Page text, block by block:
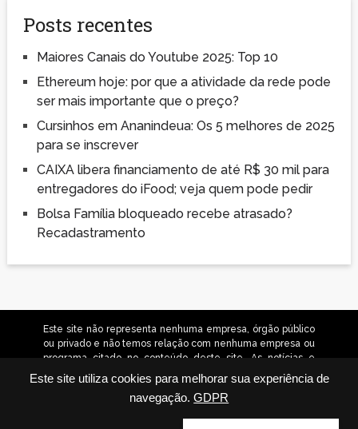
Este site utiliza cookies para melhorar sua experiência de
navegação. GDPR
Posts recentes
Maiores Canais do Youtube 2025: Top 10
Ethereum hoje: por que a atividade da rede pode
ser mais importante que o preço?
Cursinhos em Ananindeua: Os 5 melhores de 2025
para se inscrever
CAIXA libera financiamento de até R$ 30 mil para
entregadores do iFood; veja quem pode pedir
Bolsa Família bloqueado recebe atrasado?
Recadastramento
Este site não representa nenhuma empresa, órgão público
ou privado e não temos relação com nenhuma empresa ou
programa citado no conteúdo deste site. As notícias e
orientações contidas neste site têm caráter informativo.
Não nos responsabilizamos por alterações nas condições
dos serviços citados. © 2026 revistaconbrad.com.br –